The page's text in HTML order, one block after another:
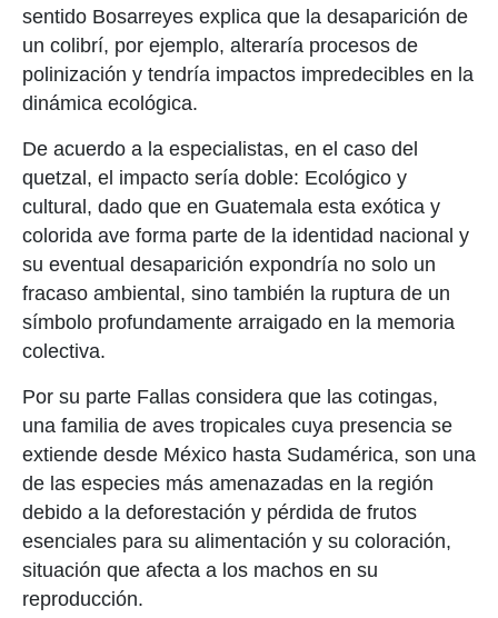
sentido Bosarreyes explica que la desaparición de
un colibrí, por ejemplo, alteraría procesos de
polinización y tendría impactos impredecibles en la
dinámica ecológica.
De acuerdo a la especialistas, en el caso del
quetzal, el impacto sería doble: Ecológico y
cultural, dado que en Guatemala esta exótica y
colorida ave forma parte de la identidad nacional y
su eventual desaparición expondría no solo un
fracaso ambiental, sino también la ruptura de un
símbolo profundamente arraigado en la memoria
colectiva.
Por su parte Fallas considera que las cotingas,
una familia de aves tropicales cuya presencia se
extiende desde México hasta Sudamérica, son una
de las especies más amenazadas en la región
debido a la deforestación y pérdida de frutos
esenciales para su alimentación y su coloración,
situación que afecta a los machos en su
reproducción.